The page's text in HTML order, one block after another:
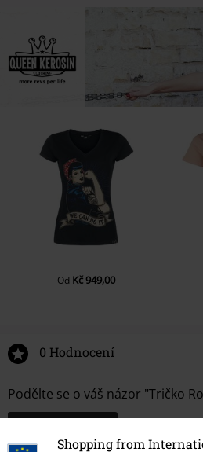
Shopping from
Od Kč 949,00
0 Hodnocení
Podělte se o váš názor "Tričko